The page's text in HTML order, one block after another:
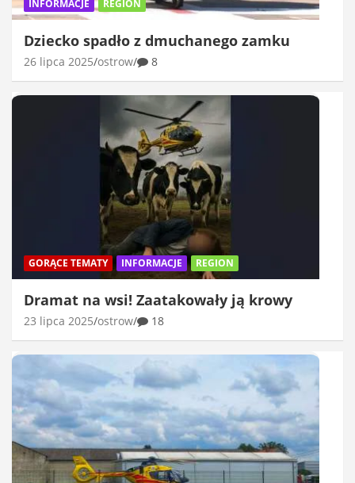
INFORMACJE REGION
Dziecko spadło z dmuchanego zamku
26 lipca 2025 ostrow 8
GORĄCE TEMATY INFORMACJE REGION
Dramat na wsi! Zaatakowały ją krowy
23 lipca 2025 ostrow 18